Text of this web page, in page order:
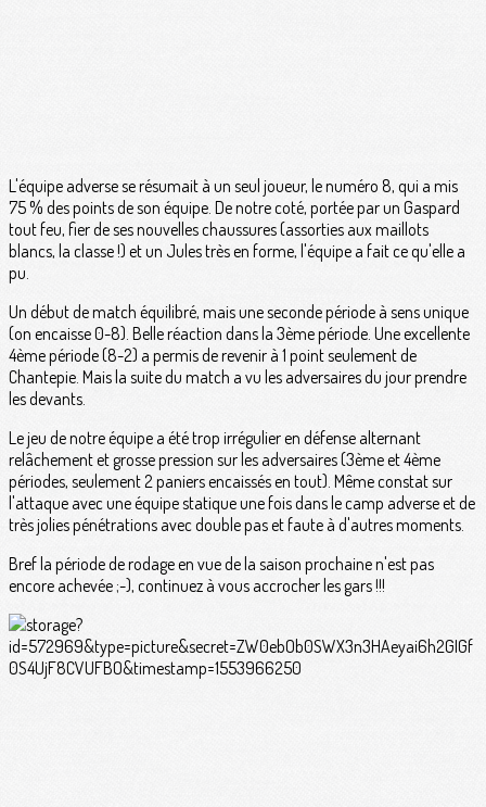
L'équipe adverse se résumait à un seul joueur, le numéro 8, qui a mis
75 % des points de son équipe. De notre coté, portée par un Gaspard
tout feu, fier de ses nouvelles chaussures (assorties aux maillots
blancs, la classe !) et un Jules très en forme, l'équipe a fait ce qu'elle a
pu.
Un début de match équilibré, mais une seconde période à sens unique
(on encaisse 0-8). Belle réaction dans la 3ème période. Une excellente
4ème période (8-2) a permis de revenir à 1 point seulement de
Chantepie. Mais la suite du match a vu les adversaires du jour prendre
les devants.
Le jeu de notre équipe a été trop irrégulier en défense alternant
relâchement et grosse pression sur les adversaires (3ème et 4ème
périodes, seulement 2 paniers encaissés en tout). Même constat sur
l'attaque avec une équipe statique une fois dans le camp adverse et de
très jolies pénétrations avec double pas et faute à d'autres moments.
Bref la période de rodage en vue de la saison prochaine n'est pas
encore achevée ;-), continuez à vous accrocher les gars !!!